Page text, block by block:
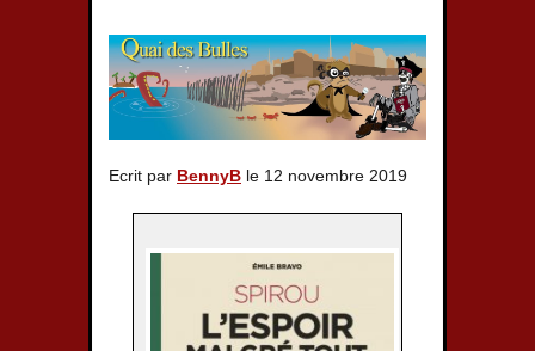
Ecrit par BennyB le 12 novembre 2019